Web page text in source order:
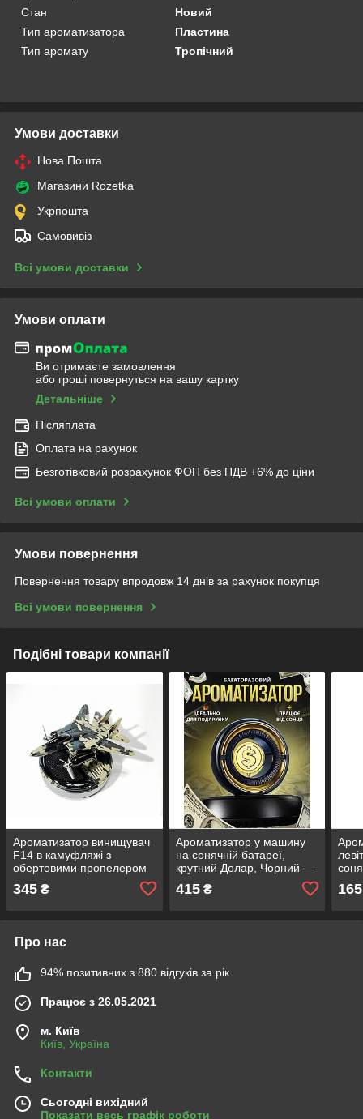
Стан
Новий
Тип ароматизатора
Пластина
Тип аромату
Тропічний
Умови доставки
Нова Пошта
Магазини Rozetka
Укрпошта
Самовивіз
Всі умови доставки
Умови оплати
Ви отримаєте замовлення
або гроші повернуться на вашу картку
Детальніше
Післяплата
Оплата на рахунок
Безготівковий розрахунок ФОП без ПДВ +6% до ціни
Всі умови оплати
Умови повернення
Повернення товару впродовж 14 днів за рахунок покупця
Всі умови повернення
Подібні товари компанії
Ароматизатор винищувач
F14 в камуфляжі з
обертовими пропелером
авто на торпеду на
345 ₴
Ароматизатор у машину
на сонячній батареї,
крутний Долар, Чорний —
освіжувач в авто TYN-061
415₴ 165
Про нас
94% позитивних з 880 відгуків за рік
Працює з 26.05.2021
м. Київ
Київ, Україна
Контакти
Сьогодні вихідний
Показати весь графік роботи